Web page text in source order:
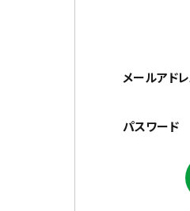
メールアド
パスワード